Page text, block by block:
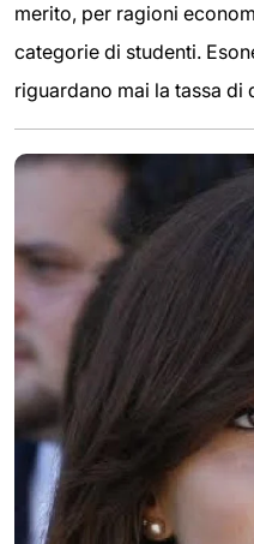
merito, per ragioni
categorie di studenti.
riguardano mai la tassa di